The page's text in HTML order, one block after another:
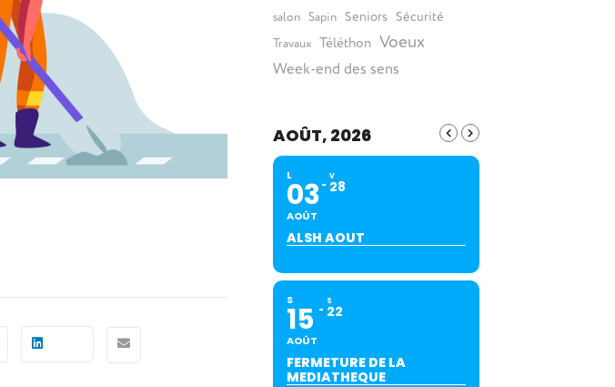
salon Sapin Seniors Sécurité
Travaux Téléthon Voeux
Week-end des sens
AOÛT, 2026
L
03
AOÛT
V
28
ALSH AOUT
S
15
AOÛT
S
22
FERMETURE DE LA
MEDIATHEQUE